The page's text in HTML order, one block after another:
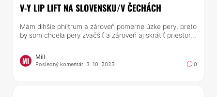
V-Y LIP LIFT NA SLOVENSKU/V ČECHÁCH
Mám dlhšie philtrum a zároveň pomerne úzke pery, preto
by som chcela pery zväčšiť a zároveň aj skrátiť priestor...
MI Mill
Posledný komentár: 3. 10. 2023 0